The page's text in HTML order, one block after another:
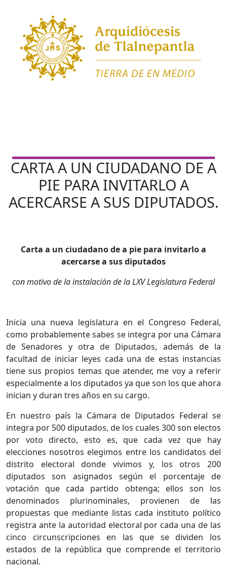
CARTA A UN CIUDADANO DE A
PIE PARA INVITARLO A
ACERCARSE A SUS DIPUTADOS.
Carta a un ciudadano de a pie para invitarlo a
acercarse a sus diputados
con motivo de la instalación de la LXV Legislatura Federal
Inicia una nueva legislatura en el Congreso Federal,
como probablemente sabes se integra por una Cámara
de Senadores y otra de Diputados, además de la
facultad de iniciar leyes cada una de estas instancias
tiene sus propios temas que atender, me voy a referir
especialmente a los diputados ya que son los que ahora
inician y duran tres años en su cargo.
En nuestro país la Cámara de Diputados Federal se
integra por 500 diputados, de los cuales 300 son electos
por voto directo, esto es, que cada vez que hay
elecciones nosotros elegimos entre los candidatos del
distrito electoral donde vivimos y, los otros 200
diputados son asignados según el porcentaje de
votación que cada partido obtenga; ellos son los
denominados plurinominales, provienen de las
propuestas que mediante listas cada instituto político
registra ante la autoridad electoral por cada una de las
cinco circunscripciones en las que se dividen los
estados de la república que comprende el territorio
nacional.